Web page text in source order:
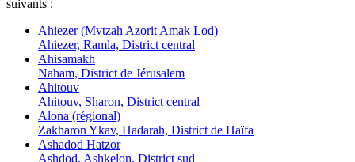
suivants :
Ahiezer (Mvtzah Azorit Amak Lod)
Ahiezer, Ramla, District central
Ahisamakh
Naham, District de Jérusalem
Ahitouv
Ahitouv, Sharon, District central
Alona (régional)
Zakharon Ykav, Hadarah, District de Haïfa
Ashadod Hatzor
Ashdod, Ashkelon, District sud